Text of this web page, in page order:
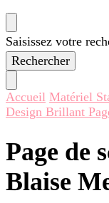
Vous
recherchiez
quelque
Saisissez votre
Accueil Matériel
Design Brillant
Page de
Blaise